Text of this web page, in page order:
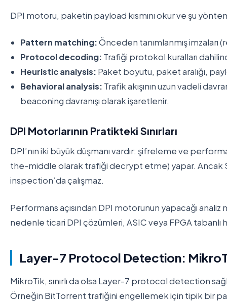
DPI motoru, paketin payload kısmını okur ve şu
Pattern matching:Önceden tanımlanmış
Protocol decoding: Trafiği protokol kuralları
Heuristic analysis: Paket boyutu, paket aralığı,
Behavioral analysis: Trafik akışının uzun vadeli
beaconing davranışı olarak işaretlenir.
DPI Motorlarının Pratikteki Sınırları
DPI’nın iki büyük düşmanı vardır: şifreleme ve
the-middle olarak trafiği decrypt etme) yapar. Ancak
inspection’da çalışmaz.
Performans açısından DPI motorunun yapacağı
nedenle ticari DPI çözümleri, ASIC veya FPGA tabanlı
Layer-7 Protocol Detection:
MikroTik, sınırlı da olsa Layer-7 protocol detection
Örneğin BitTorrent trafiğini engellemek için tipik bir